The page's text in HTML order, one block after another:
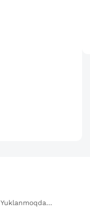
Yuklanmoqda...